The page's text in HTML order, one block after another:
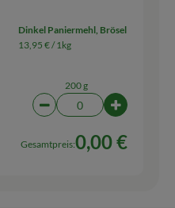
Dinkel Paniermehl, Brösel
13,95 € /1kg
200 g
Artikelanzahl
Gesamtpreis:0,00 €